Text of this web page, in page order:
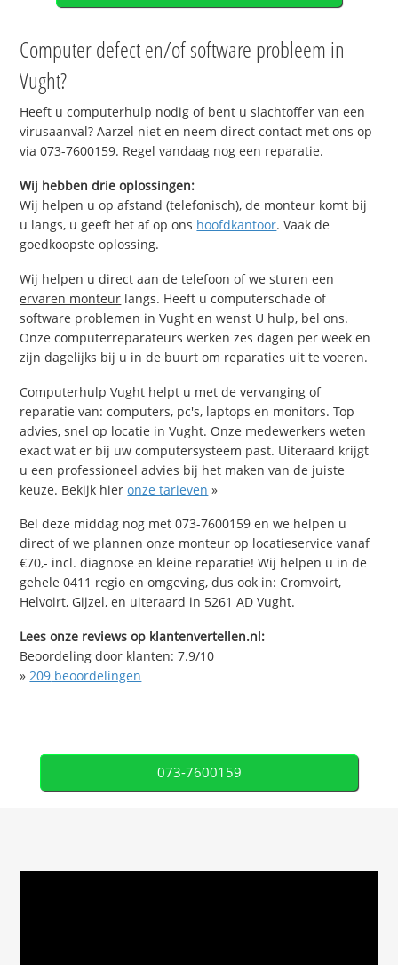
Computer defect en/of software probleem in
Vught?
Heeft u computerhulp nodig of bent u slachtoffer van een
virusaanval? Aarzel niet en neem direct contact met ons op
via 073-7600159. Regel vandaag nog een reparatie.
Wij hebben drie oplossingen:
Wij helpen u op afstand (telefonisch), de monteur komt bij
u langs, u geeft het af op ons hoofdkantoor. Vaak de
goedkoopste oplossing.
Wij helpen u direct aan de telefoon of we sturen een
ervaren monteur langs. Heeft u computerschade of
software problemen in Vught en wenst U hulp, bel ons.
Onze computerreparateurs werken zes dagen per week en
zijn dagelijks bij u in de buurt om reparaties uit te voeren.
Computerhulp Vught helpt u met de vervanging of
reparatie van: computers, pc's, laptops en monitors. Top
advies, snel op locatie in Vught. Onze medewerkers weten
exact wat er bij uw computersysteem past. Uiteraard krijgt
u een professioneel advies bij het maken van de juiste
keuze. Bekijk hieronze tarieven »
Bel deze middag nog met 073-7600159 en we helpen u
direct of we plannen onze monteur op locatieservice vanaf
€70,- incl. diagnose en kleine reparatie! Wij helpen u in de
gehele 0411 regio en omgeving, dus ook in: Cromvoirt,
Helvoirt, Gijzel, en uiteraard in 5261 AD Vught.
Lees onze reviews op klantenvertellen.nl:
Beoordeling door klanten:7.9/10
»209 beoordelingen
073-7600159